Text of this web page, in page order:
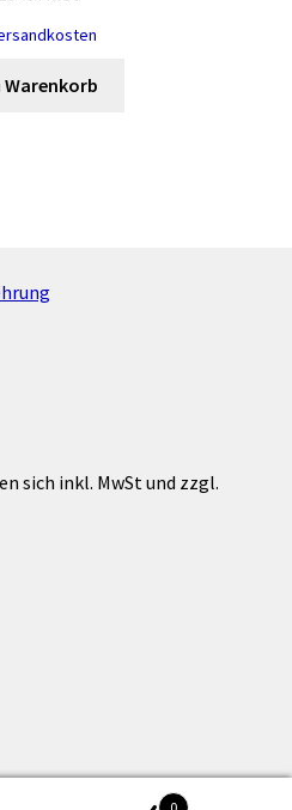
Warenkorb
sich inkl. MwSt und zzgl.